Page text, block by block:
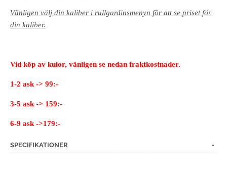
Vänligen välj din kaliber i rullgardinsmenyn för att se priset för
din kaliber.
Vid köp av kulor, vänligen se nedan fraktkostnader.
1-2 ask -> 99:-
3-5 ask -> 159:-
6-9 ask ->179:-
SPECIFIKATIONER